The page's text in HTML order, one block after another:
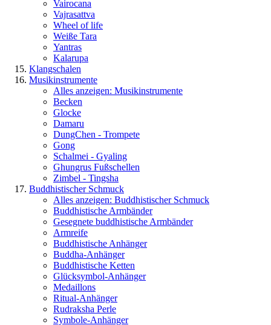
Vairocana
Vajrasattva
Wheel of life
Weiße Tara
Yantras
Kalarupa
Klangschalen
Musikinstrumente
Alles anzeigen: Musikinstrumente
Becken
Glocke
Damaru
DungChen - Trompete
Gong
Schalmei - Gyaling
Ghungrus Fußschellen
Zimbel - Tingsha
Buddhistischer Schmuck
Alles anzeigen: Buddhistischer Schmuck
Buddhistische Armbänder
Gesegnete buddhistische Armbänder
Armreife
Buddhistische Anhänger
Buddha-Anhänger
Buddhistische Ketten
Glücksymbol-Anhänger
Medaillons
Ritual-Anhänger
Rudraksha Perle
Symbole-Anhänger